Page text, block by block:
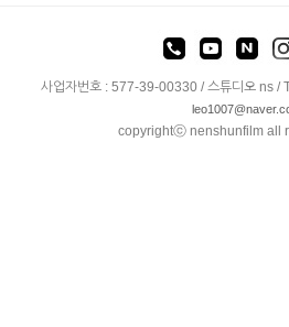
사업자번호 : 577-39-00330 / 스튜디오 ns /
copyrightⓒ nenshunfilm all